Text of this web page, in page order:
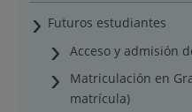
Futuros estudiantes
Acceso y admisión
Matriculación en
matrícula)